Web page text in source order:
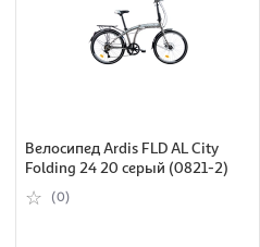
Велосипед Ardis FLD AL City
Folding 24 20 серый (0821-2)
(0)